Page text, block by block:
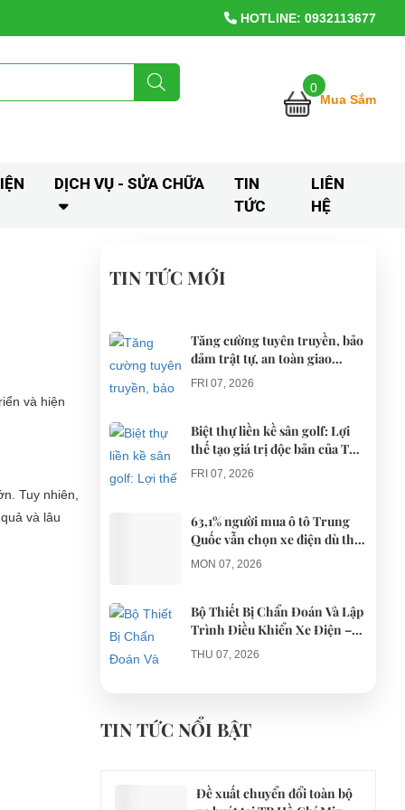
HOTLINE: 0932113677
0
Mua Sắm
DỊCH VỤ - SỬA CHỮA
TIN
TỨC
LIÊN
HỆ
và hiện
Tuy nhiên,
và lâu
TIN TỨC MỚI
Tăng cường tuyên truyền, bảo
đảm trật tự, an toàn giao
thông khi thí điểm xe điện 4
bánh phục vụ du lịch
FRI 07, 2026
Biệt thự liền kề sân golf: Lợi
thế tạo giá trị độc bản của The
AGULA Tây Ninh
FRI 07, 2026
63,1% người mua ô tô Trung
Quốc vẫn chọn xe điện dù thị
trường tháng 7 hạ nhiệt
MON 07, 2026
Bộ Thiết Bị Chẩn Đoán Và Lập
Trình Điều Khiển Xe Điện –
Giải Pháp Bảo Trì Chuyên
Nghiệp
THU 07, 2026
điện du lịch gây gổ khi đón du
khách ở Quy Nhơn
TIN TỨC NỔI BẬT
Đề xuất chuyển đổi toàn bộ